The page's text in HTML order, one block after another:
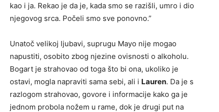
kao i ja. Rekao je da je, kada smo se razišli, umro i dio
njegovog srca. Počeli smo sve ponovno.”
Unatoč velikoj ljubavi, suprugu Mayo nije mogao
napustiti, osobito zbog njezine ovisnosti o alkoholu.
Bogart je strahovao od toga što bi ona, ukoliko je
ostavi, mogla napraviti sama sebi, ali i Lauren. Da je s
razlogom strahovao, govore i informacije kako ga je
jednom probola nožem u rame, dok je drugi put na